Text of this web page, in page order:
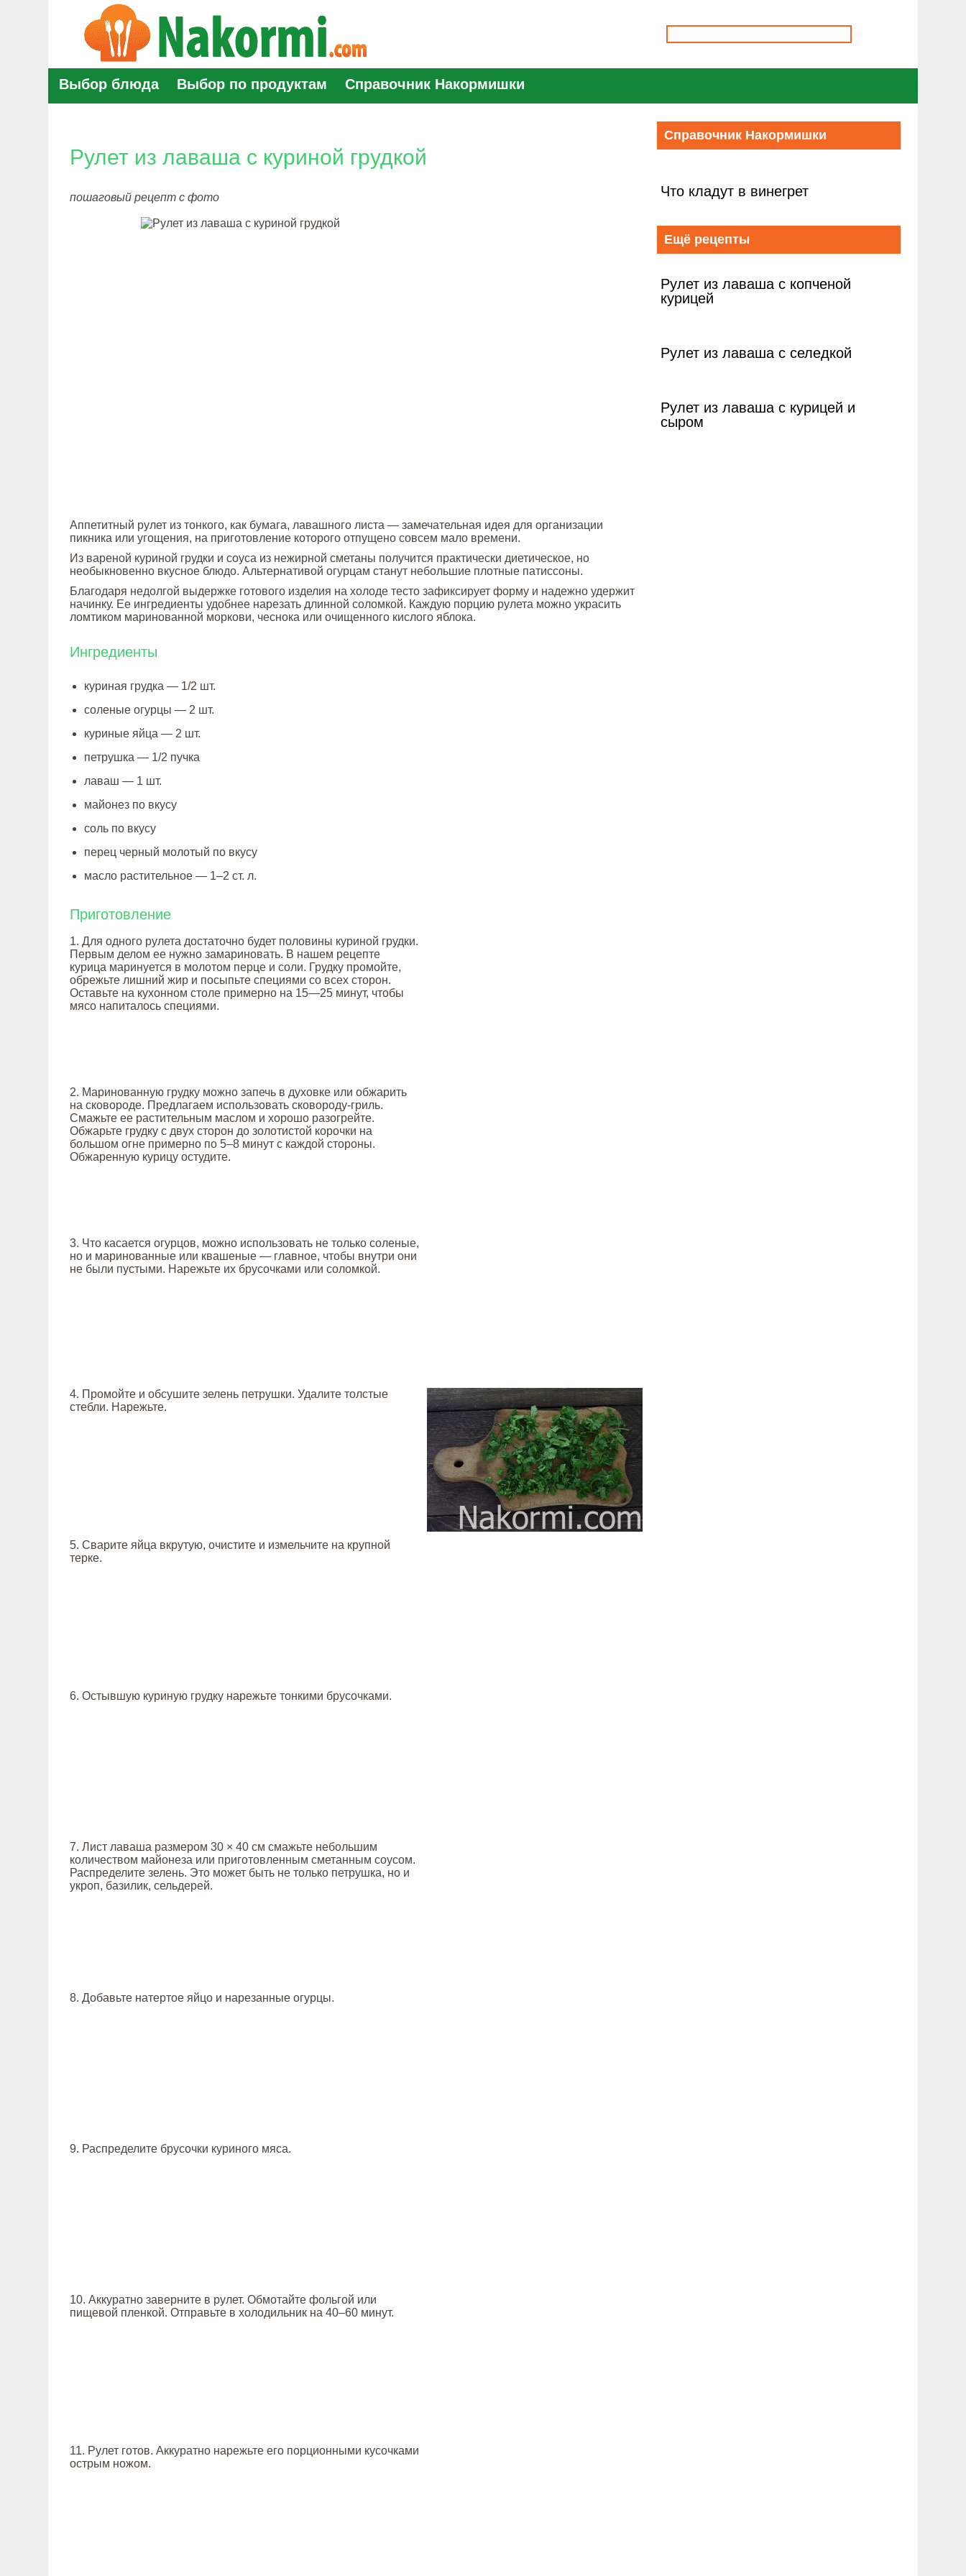
Выбор блюда Выбор по продуктам Справочник Накормишки
Рулет из лаваша с куриной грудкой
пошаговый рецепт с фото
Аппетитный рулет из тонкого, как бумага, лавашного листа — замечательная идея для организации
пикника или угощения, на приготовление которого отпущено совсем мало времени.
Из вареной куриной грудки и соуса из нежирной сметаны получится практически диетическое, но
необыкновенно вкусное блюдо. Альтернативой огурцам станут небольшие плотные патиссоны.
Благодаря недолгой выдержке готового изделия на холоде тесто зафиксирует форму и надежно удержит
начинку. Ее ингредиенты удобнее нарезать длинной соломкой. Каждую порцию рулета можно украсить
ломтиком маринованной моркови, чеснока или очищенного кислого яблока.
Ингредиенты
куриная грудка — 1/2 шт.
соленые огурцы — 2 шт.
куриные яйца — 2 шт.
петрушка — 1/2 пучка
лаваш — 1 шт.
майонез по вкусу
соль по вкусу
перец черный молотый по вкусу
масло растительное — 1–2 ст. л.
Приготовление
1. Для одного рулета достаточно будет половины куриной грудки.
Первым делом ее нужно замариновать. В нашем рецепте
курица маринуется в молотом перце и соли. Грудку промойте,
обрежьте лишний жир и посыпьте специями со всех сторон.
Оставьте на кухонном столе примерно на 15—25 минут, чтобы
мясо напиталось специями.
2. Маринованную грудку можно запечь в духовке или обжарить
на сковороде. Предлагаем использовать сковороду-гриль.
Смажьте ее растительным маслом и хорошо разогрейте.
Обжарьте грудку с двух сторон до золотистой корочки на
большом огне примерно по 5–8 минут с каждой стороны.
Обжаренную курицу остудите.
3. Что касается огурцов, можно использовать не только соленые,
но и маринованные или квашеные — главное, чтобы внутри они
не были пустыми. Нарежьте их брусочками или соломкой.
4. Промойте и обсушите зелень петрушки. Удалите толстые
стебли. Нарежьте.
5. Сварите яйца вкрутую, очистите и измельчите на крупной
терке.
6. Остывшую куриную грудку нарежьте тонкими брусочками.
7. Лист лаваша размером 30 × 40 см смажьте небольшим
количеством майонеза или приготовленным сметанным соусом.
Распределите зелень. Это может быть не только петрушка, но и
укроп, базилик, сельдерей.
8. Добавьте натертое яйцо и нарезанные огурцы.
9. Распределите брусочки куриного мяса.
10. Аккуратно заверните в рулет. Обмотайте фольгой или
пищевой пленкой. Отправьте в холодильник на 40–60 минут.
11. Рулет готов. Аккуратно нарежьте его порционными кусочками
острым ножом.
Справочник Накормишки
Что кладут в винегрет
Ещё рецепты
Рулет из лаваша с копченой
курицей
Рулет из лаваша с селедкой
Рулет из лаваша с курицей и
сыром